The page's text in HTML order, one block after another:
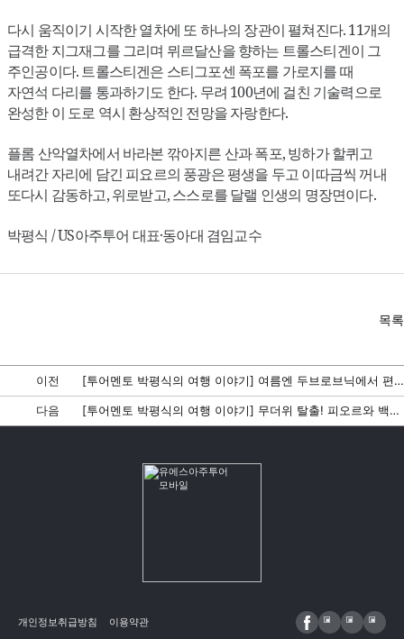
다시 움직이기 시작한 열차에 또 하나의 장관이 펼쳐진다. 11개의
급격한 지그재그를 그리며 뮈르달산을 향하는 트롤스티겐이 그
주인공이다. 트롤스티겐은 스티그포센 폭포를 가로지를 때
자연석 다리를 통과하기도 한다. 무려 100년에 걸친 기술력으로
완성한 이 도로 역시 환상적인 전망을 자랑한다.
플롬 산악열차에서 바라본 깎아지른 산과 폭포, 빙하가 할퀴고
내려간 자리에 담긴 피요르의 풍광은 평생을 두고 이따금씩 꺼내
또다시 감동하고, 위로받고, 스스로를 달랠 인생의 명장면이다.
박평식 / US아주투어 대표·동아대 겸임교수
목록
이전 [투어멘토 박평식의 여행 이야기] 여름엔 두브로브닉에서 편지를 쓰겠어요, 크로아티아
다음 [투어멘토 박평식의 여행 이야기] 무더위 탈출! 피오르와 백야로 떠나는 북유럽
개인정보취급방침 이용약관